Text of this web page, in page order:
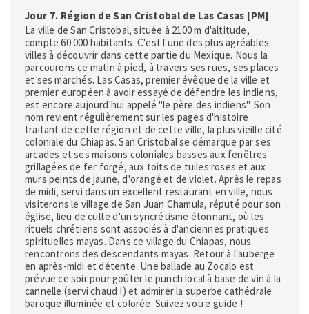
Jour 7. Région de San Cristobal de Las Casas [PM]
La ville de San Cristobal, située à 2100 m d'altitude,
compte 60 000 habitants. C'est l'une des plus agréables
villes à découvrir dans cette partie du Mexique. Nous la
parcourons ce matin à pied, à travers ses rues, ses places
et ses marchés. Las Casas, premier évêque de la ville et
premier européen à avoir essayé de défendre les indiens,
est encore aujourd'hui appelé "le père des indiens". Son
nom revient régulièrement sur les pages d'histoire
traitant de cette région et de cette ville, la plus vieille cité
coloniale du Chiapas. San Cristobal se démarque par ses
arcades et ses maisons coloniales basses aux fenêtres
grillagées de fer forgé, aux toits de tuiles roses et aux
murs peints de jaune, d'orangé et de violet. Après le repas
de midi, servi dans un excellent restaurant en ville, nous
visiterons le village de San Juan Chamula, réputé pour son
église, lieu de culte d'un syncrétisme étonnant, où les
rituels chrétiens sont associés à d'anciennes pratiques
spirituelles mayas. Dans ce village du Chiapas, nous
rencontrons des descendants mayas. Retour à l'auberge
en après-midi et détente. Une ballade au Zocalo est
prévue ce soir pour goûter le punch local à base de vin à la
cannelle (servi chaud !) et admirer la superbe cathédrale
baroque illuminée et colorée. Suivez votre guide !